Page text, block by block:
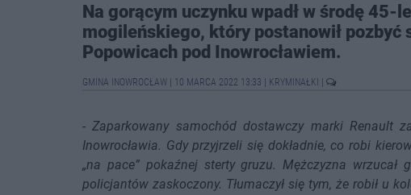
Na gorącym uczynku wpadł w środę
mogileńskiego, który postanowił pozbyć
Popowicach pod Inowrocławiem.
GMINA INOWROCŁAW 10 MARCA 2022 13:33 KRYMINAŁKI
-Zaparkowany samochód dostawczy marki Renault
Inowrocławia. Gdy przyjrzeli się dokładnie, co robi
„na pace” pokaźnej sterty gruzu. Mężczyzna
policjantów zaskoczony. Tłumaczył się tym, że robił u